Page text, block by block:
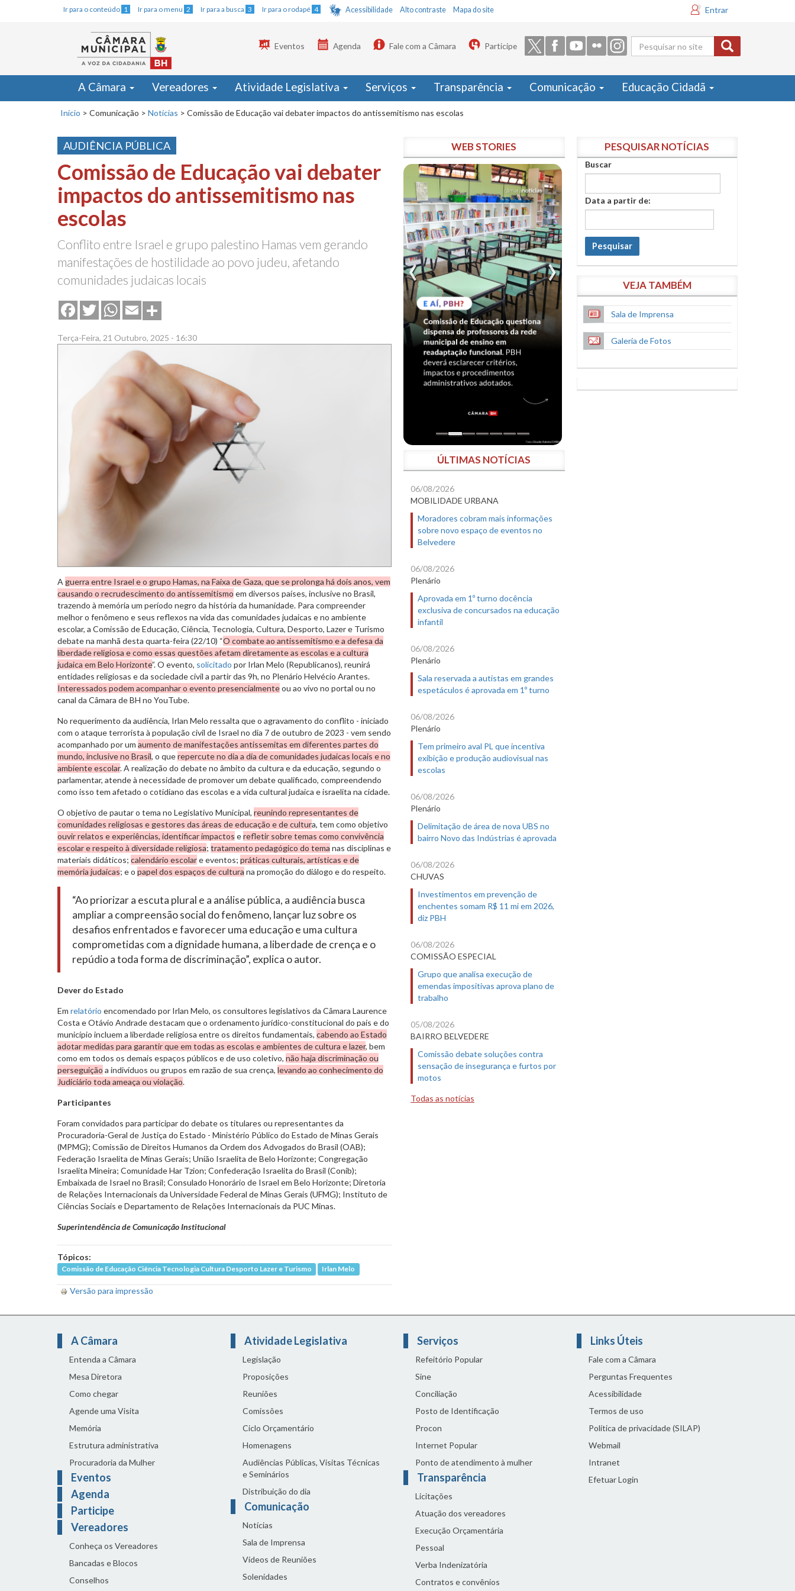
Ir para o conteúdo 1 Ir para o menu 2 Ir para a busca 3 Ir para o rodapé 4 Acessibilidade Alto contraste Mapa do site Entrar
Formulário
de busca
Eventos Agenda Fale com a Câmara Participe
A Câmara Vereadores Atividade Legislativa Serviços Transparência Comunicação Educação Cidadã
Início > Comunicação > Notícias > Comissão de Educação vai debater impactos do antissemitismo nas escolas
AUDIÊNCIA PÚBLICA
Comissão de Educação vai debater
impactos do antissemitismo nas
escolas
Conflito entre Israel e grupo palestino Hamas vem gerando
manifestações de hostilidade ao povo judeu, afetando
comunidades judaicas locais
FacebookTwitterWhatsApp
Email
Terça-Feira, 21 Outubro, 2025 - 16:30
A guerra entre Israel e o grupo Hamas, na Faixa de Gaza, que se prolonga há dois anos, vem
causando o recrudescimento do antissemitismo em diversos países, inclusive no Brasil,
trazendo à memória um período negro da história da humanidade. Para compreender
melhor o fenômeno e seus reflexos na vida das comunidades judaicas e no ambiente
escolar, a Comissão de Educação, Ciência, Tecnologia, Cultura, Desporto, Lazer e Turismo
debate na manhã desta quarta-feira (22/10) “O combate ao antissemitismo e a defesa da
liberdade religiosa e como essas questões afetam diretamente as escolas e a cultura
judaica em Belo Horizonte”. O evento, solicitado por Irlan Melo (Republicanos), reunirá
entidades religiosas e da sociedade civil a partir das 9h, no Plenário Helvécio Arantes.
Interessados podem acompanhar o evento presencialmenteou ao vivo no portal ou no
canal da Câmara de BH no YouTube.
No requerimento da audiência, Irlan Melo ressalta que o agravamento do conflito - iniciado
com o ataque terrorista à população civil de Israel no dia 7 de outubro de 2023 - vem sendo
acompanhado por um aumento de manifestações antissemitas em diferentes partes do
mundo, inclusive no Brasil, o querepercute no dia a dia de comunidades judaicas locais e no
ambiente escolar. A realização do debate no âmbito da cultura e da educação, segundo o
parlamentar, atende à necessidade de promover um debate qualificado, compreendendo
como isso tem afetado o cotidiano das escolas e a vida cultural judaica e israelita na cidade.
O objetivo de pautar o tema no Legislativo Municipal, reunindo representantes de
comunidades religiosas e gestores das áreas de educação e de cultura, tem como objetivo
ouvir relatos e experiências, identificar impactos erefletir sobre temas como convivência
escolar e respeito à diversidade religiosa; tratamento pedagógico do tema nas disciplinas e
materiais didáticos; calendário escolare eventos; práticas culturais, artísticas e de
memória judaicas; e o papel dos espaços de cultura na promoção do diálogo e do respeito.
“Ao priorizar a escuta plural e a análise pública, a audiência busca
ampliar a compreensão social do fenômeno, lançar luz sobre os
desafios enfrentados e favorecer uma educação e uma cultura
comprometidas com a dignidade humana, a liberdade de crença e o
repúdio a toda forma de discriminação”, explica o autor.
Dever do Estado
Em relatório encomendado por Irlan Melo, os consultores legislativos da Câmara Laurence
Costa e Otávio Andrade destacam que o ordenamento jurídico-constitucional do país e do
município incluem a liberdade religiosa entre os direitos fundamentais, cabendo ao Estado
adotar medidas para garantir que em todas as escolas e ambientes de cultura e lazer, bem
como em todos os demais espaços públicos e de uso coletivo, não haja discriminação ou
perseguição a indivíduos ou grupos em razão de sua crença, levando ao conhecimento do
Judiciário toda ameaça ou violação.
Participantes
Foram convidados para participar do debate os titulares ou representantes da
Procuradoria-Geral de Justiça do Estado - Ministério Público do Estado de Minas Gerais
(MPMG); Comissão de Direitos Humanos da Ordem dos Advogados do Brasil (OAB);
Federação Israelita de Minas Gerais; União Israelita de Belo Horizonte; Congregação
Israelita Mineira; Comunidade Har Tzion; Confederação Israelita do Brasil (Conib);
Embaixada de Israel no Brasil; Consulado Honorário de Israel em Belo Horizonte; Diretoria
de Relações Internacionais da Universidade Federal de Minas Gerais (UFMG); Instituto de
Ciências Sociais e Departamento de Relações Internacionais da PUC Minas.
Superintendência de Comunicação Institucional
Tópicos:
Comissão de Educação Ciência Tecnologia Cultura Desporto Lazer e Turismo Irlan Melo
Versão para impressão
WEB STORIES
ÚLTIMAS NOTÍCIAS
06/08/2026
MOBILIDADE URBANA
Moradores cobram mais informações
sobre novo espaço de eventos no
Belvedere
06/08/2026
Plenário
Aprovada em 1º turno docência
exclusiva de concursados na educação
infantil
06/08/2026
Plenário
Sala reservada a autistas em grandes
espetáculos é aprovada em 1º turno
06/08/2026
Plenário
Tem primeiro aval PL que incentiva
exibição e produção audiovisual nas
escolas
06/08/2026
Plenário
Delimitação de área de nova UBS no
bairro Novo das Indústrias é aprovada
06/08/2026
CHUVAS
Investimentos em prevenção de
enchentes somam R$ 11 mi em 2026,
diz PBH
06/08/2026
COMISSÃO ESPECIAL
Grupo que analisa execução de
emendas impositivas aprova plano de
trabalho
05/08/2026
BAIRRO BELVEDERE
Comissão debate soluções contra
sensação de insegurança e furtos por
motos
Todas as notícias
PESQUISAR NOTÍCIAS
Buscar
Data a partir de:
Pesquisar
VEJA TAMBÉM
Sala de Imprensa
Galeria de Fotos
A Câmara
Entenda a Câmara
Mesa Diretora
Como chegar
Agende uma Visita
Memória
Estrutura administrativa
Procuradoria da Mulher
Eventos
Agenda
Participe
Vereadores
Conheça os Vereadores
Bancadas e Blocos
Conselhos
Atividade Legislativa
Legislação
Proposições
Reuniões
Comissões
Ciclo Orçamentário
Homenagens
Audiências Públicas, Visitas Técnicas
e Seminários
Distribuição do dia
Comunicação
Notícias
Sala de Imprensa
Vídeos de Reuniões
Solenidades
Serviços
Refeitório Popular
Sine
Conciliação
Posto de Identificação
Procon
Internet Popular
Ponto de atendimento à mulher
Transparência
Licitações
Atuação dos vereadores
Execução Orçamentária
Pessoal
Verba Indenizatória
Contratos e convênios
Links Úteis
Fale com a Câmara
Perguntas Frequentes
Acessibilidade
Termos de uso
Política de privacidade (SILAP)
Webmail
Intranet
Efetuar Login